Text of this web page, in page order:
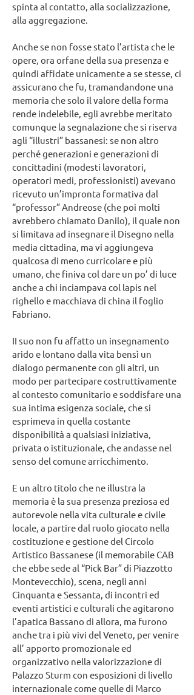
spinta al contatto, alla socializzazione,
alla aggregazione.
Anche se non fosse stato l’artista che le
opere, ora orfane della sua presenza e
quindi affidate unicamente a se stesse, ci
assicurano che fu, tramandandone una
memoria che solo il valore della forma
rende indelebile, egli avrebbe meritato
comunque la segnalazione che si riserva
agli “illustri” bassanesi: se non altro
perché generazioni e generazioni di
concittadini (modesti lavoratori,
operatori medi, professionisti) avevano
ricevuto un’impronta formativa dal
“professor” Andreose (che poi molti
avrebbero chiamato Danilo), il quale non
si limitava ad insegnare il Disegno nella
media cittadina, ma vi aggiungeva
qualcosa di meno curricolare e più
umano, che finiva col dare un po’ di luce
anche a chi inciampava col lapis nel
righello e macchiava di china il foglio
Fabriano.
II suo non fu affatto un insegnamento
arido e lontano dalla vita bensì un
dialogo permanente con gli altri, un
modo per partecipare costruttivamente
al contesto comunitario e soddisfare una
sua intima esigenza sociale, che si
esprimeva in quella costante
disponibilità a qualsiasi iniziativa,
privata o istituzionale, che andasse nel
senso del comune arricchimento.
E un altro titolo che ne illustra la
memoria è la sua presenza preziosa ed
autorevole nella vita culturale e civile
locale, a partire dal ruolo giocato nella
costituzione e gestione del Circolo
Artistico Bassanese (il memorabile CAB
che ebbe sede al “Pick Bar” di Piazzotto
Montevecchio), scena, negli anni
Cinquanta e Sessanta, di incontri ed
eventi artistici e culturali che agitarono
l’apatica Bassano di allora, ma furono
anche tra i più vivi del Veneto, per venire
all’ apporto promozionale ed
organizzativo nella valorizzazione di
Palazzo Sturm con esposizioni di livello
internazionale come quelle di Marco